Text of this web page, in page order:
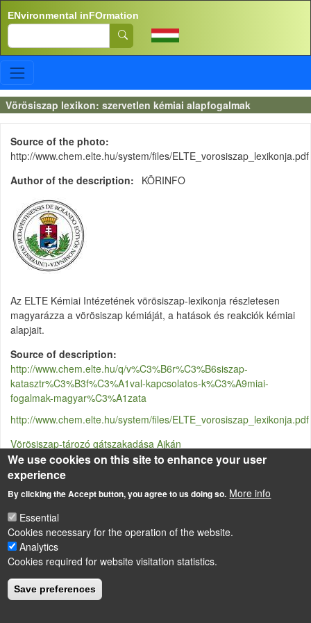
ENvironmental inFOrmation
Search
Vörösiszap lexikon: szervetlen kémiai alapfogalmak
Source of the photo
http://www.chem.elte.hu/system/files/ELTE_vorosiszap_lexikonja.pdf
Author of the description
KÖRINFO
Az ELTE Kémiai Intézetének vörösiszap-lexikonja részletesen
magyarázza a vörösiszap kémiáját, a hatások és reakciók kémiai
alapjait.
Source of description
http://www.chem.elte.hu/q/v%C3%B6r%C3%B6siszap-
katasztr%C3%B3f%C3%A1val-kapcsolatos-k%C3%A9miai-
fogalmak-magyar%C3%A1zata
http://www.chem.elte.hu/system/files/ELTE_vorosiszap_lexikonja.pdf
Vörösiszap-tározó gátszakadása Ajkán
Attached pdf
ELTE_vorosiszap_lexikonja.pdf
LÁBLÉC
Impressum
Powered byDrupal
We use cookies on this site to enhance your user
experience
By clicking the Accept button, you agree to us doing so. More info
Essential
Cookies necessary for the operation of the website.
Analytics
Cookies required for website visitation statistics.
Save preferences